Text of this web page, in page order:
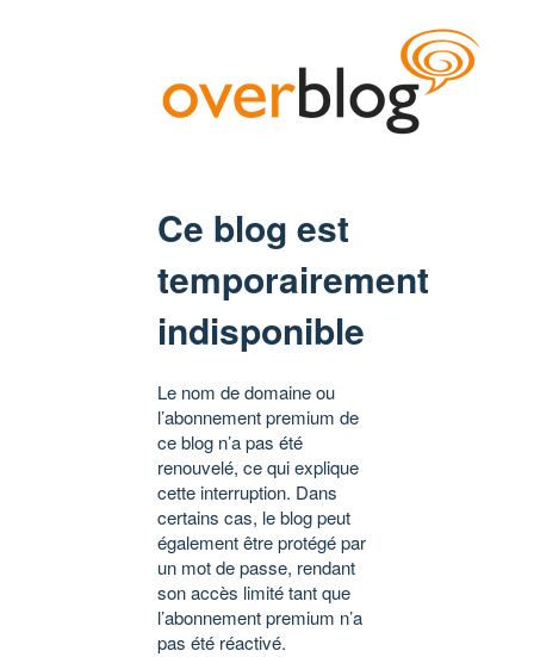
Ce blog est
temporairement
indisponible
Le nom de domaine ou
l’abonnement premium de
ce blog n’a pas été
renouvelé, ce qui explique
cette interruption. Dans
certains cas, le blog peut
également être protégé par
un mot de passe, rendant
son accès limité tant que
l’abonnement premium n’a
pas été réactivé.